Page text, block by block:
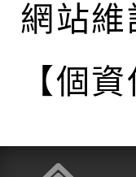
網站維
【個